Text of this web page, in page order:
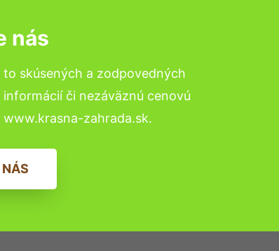
nás
to skúsených a zodpovedných
či nezáväznú cenovú
zahrada.sk.